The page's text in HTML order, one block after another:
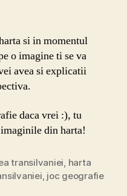
si in momentul
o imagine ti se va
avea si explicatii
daca vrei :), tu
din harta!
transilvaniei harta
joc geografie